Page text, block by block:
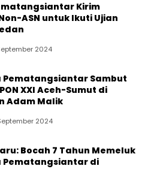
Kirim
ASN untuk Ikuti Ujian
2024
Pematangsiantar Sambut
XXI Aceh-Sumut di
Adam Malik
2024
Bocah 7 Tahun Memeluk
Pematangsiantar di